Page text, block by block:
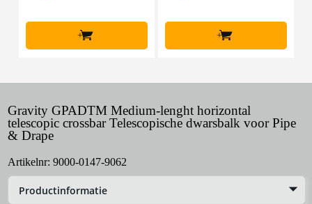
+ +
Gravity GPADTM Medium-lenght horizontal
telescopic crossbar Telescopische dwarsbalk voor Pipe
& Drape
Artikelnr: 9000-0147-9062
Productinformatie